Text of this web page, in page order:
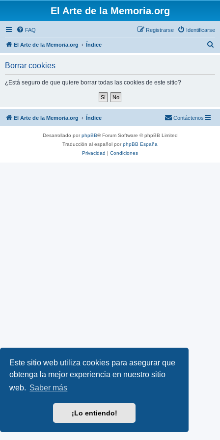
Este sitio web utiliza cookies para asegurar que
obtenga la mejor experiencia en nuestro sitio
web. Saber más
¡Lo entiendo!
El Arte de la Memoria.org
FAQ Identificarse
Registrarse
El Arte de la Memoria.org Índice
Borrar cookies
¿Está seguro de que quiere borrar todas las cookies de este sitio?
El Arte de la Memoria.org Índice Contáctenos
Desarrollado porphpBB® Forum Software © phpBB Limited
Traducción al español porphpBB España
Privacidad | Condiciones